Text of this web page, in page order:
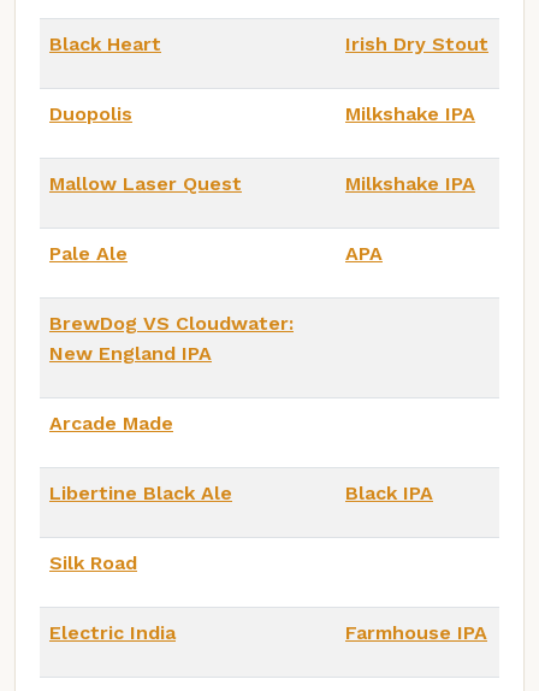
Black Heart Irish Dry Stout
Duopolis Milkshake IPA
Mallow Laser Quest Milkshake IPA
Pale Ale APA
BrewDog VS Cloudwater:
New England IPA
Arcade Made
Libertine Black Ale Black IPA
Silk Road
Electric India Farmhouse IPA